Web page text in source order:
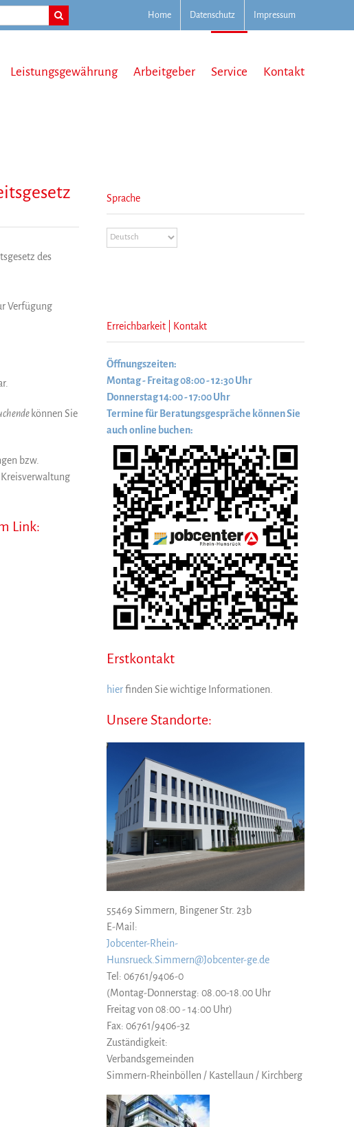
Home Datenschutz Impressum
Leistungsgewährung Arbeitgeber Service Kontakt
des
Verfügung
können Sie
bzw.
Link:
Sprache
Erreichbarkeit | Kontakt
Öffnungszeiten:
Montag - Freitag 08:00 - 12:30 Uhr
Donnerstag 14:00 - 17:00 Uhr
Termine für Beratungsgespräche können Sie
auch online buchen:
Erstkontakt
hierfinden Sie wichtige Informationen.
Unsere Standorte:
55469 Simmern, Bingener Str. 23b
E-Mail:
Jobcenter-Rhein-
Hunsrueck.Simmern@Jobcenter-ge.de
Tel: 06761/9406-0
(Montag-Donnerstag: 08.00-18.00 Uhr
Freitag von 08:00 - 14:00 Uhr)
Fax: 06761/9406-32
Zuständigkeit:
Verbandsgemeinden
Simmern-Rheinböllen / Kastellaun / Kirchberg